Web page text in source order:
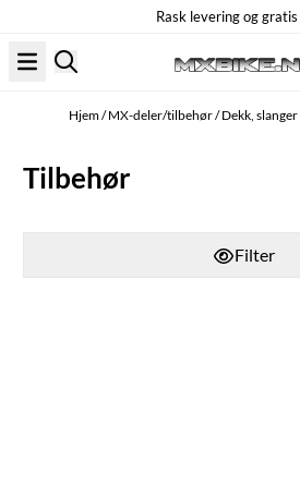
Rask levering og
Hjem/MX-deler/tilbehør/Dekk,
Tilbehør
Filter